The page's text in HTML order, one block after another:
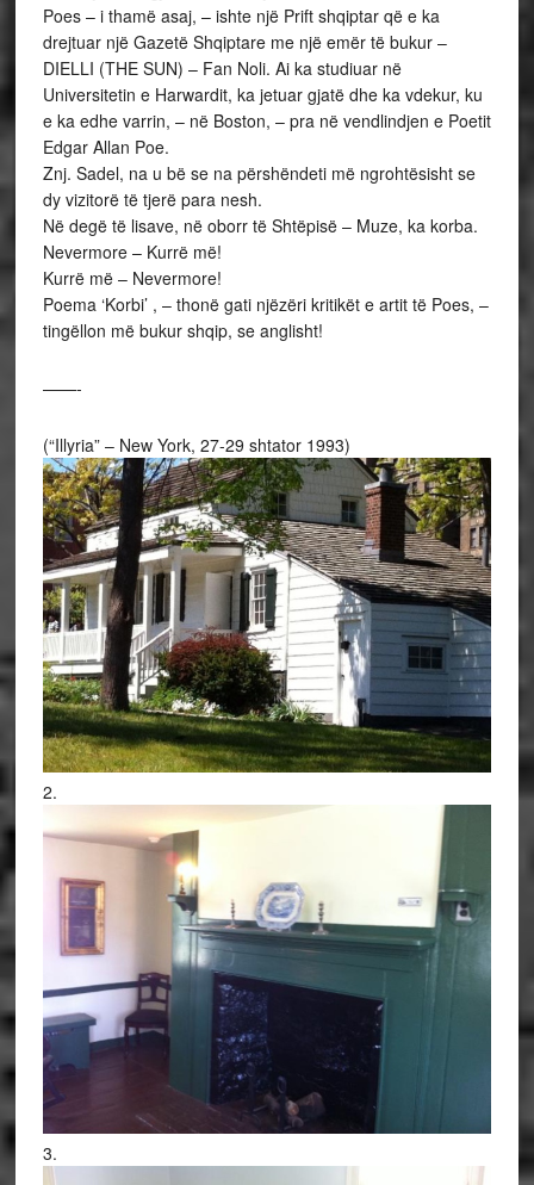
Poes – i thamë asaj, – ishte një Prift shqiptar që e ka
drejtuar një Gazetë Shqiptare me një emër të bukur –
DIELLI (THE SUN) – Fan Noli. Ai ka studiuar në
Universitetin e Harwardit, ka jetuar gjatë dhe ka vdekur, ku
e ka edhe varrin, – në Boston, – pra në vendlindjen e Poetit
Edgar Allan Poe.
Znj. Sadel, na u bë se na përshëndeti më ngrohtësisht se
dy vizitorë të tjerë para nesh.
Në degë të lisave, në oborr të Shtëpisë – Muze, ka korba.
Nevermore – Kurrë më!
Kurrë më – Nevermore!
Poema ‘Korbi’ , – thonë gati njëzëri kritikët e artit të Poes, –
tingëllon më bukur shqip, se anglisht!
——-
(“Illyria” – New York, 27-29 shtator 1993)
2.
3.